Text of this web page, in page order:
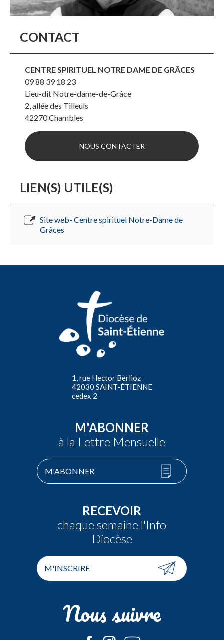
CONTACT
CENTRE SPIRITUEL NOTRE DAME DE GRÂCES
09 88 39 18 23
Lieu-dit Notre-dame-de-Grâce
2, allée des Tilleuls
42270Chambles
NOUS CONTACTER
LIEN(S) UTILE(S)
Site web- Centre spirituel Notre-Dame de
Grâces
1, rue Hector Berlioz
42030 SAINT-ÉTIENNE
cedex 2
M'ABONNER
à la Lettre Mensuelle
M'ABONNER
RECEVOIR
chaque semaine l'Info
Diocèse
M'INSCRIRE
Nous suivre